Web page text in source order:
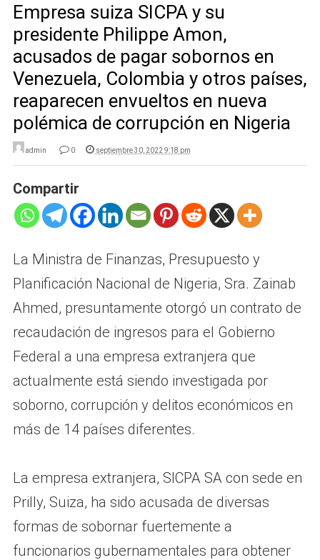
Empresa suiza SICPA y su
presidente Philippe Amon,
acusados de pagar sobornos en
Venezuela, Colombia y otros países,
reaparecen envueltos en nueva
polémica de corrupción en Nigeria
admin 0 septiembre 30, 2022 9:18 pm
Compartir
La Ministra de Finanzas, Presupuesto y
Planificación Nacional de Nigeria, Sra. Zainab
Ahmed, presuntamente otorgó un contrato de
recaudación de ingresos para el Gobierno
Federal a una empresa extranjera que
actualmente está siendo investigada por
soborno, corrupción y delitos económicos en
más de 14 países diferentes.
La empresa extranjera, SICPA SA con sede en
Prilly, Suiza, ha sido acusada de diversas
formas de sobornar fuertemente a
funcionarios gubernamentales para obtener